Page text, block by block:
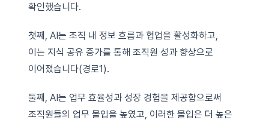
확인했습니다.
첫째, AI는 조직 내 정보 흐름과 협업을 활성화하고,
이는 지식 공유 증가를 통해 조직원 성과 향상으로
이어졌습니다(경로1).
둘째, AI는 업무 효율성과 성장 경험을 제공함으로써
조직원들의 업무 몰입을 높였고, 이러한 몰입은 더 높은